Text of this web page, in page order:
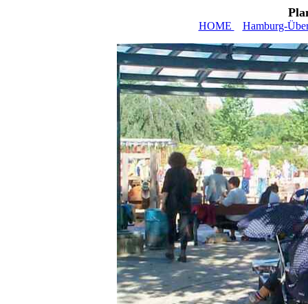
HOME Hamburg-